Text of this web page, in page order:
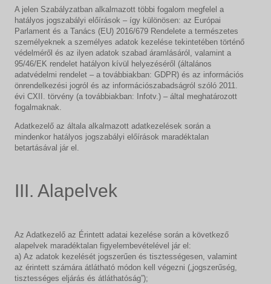
A jelen Szabályzatban alkalmazott többi fogalom megfelel a
hatályos jogszabályi előírások – így különösen: az Európai
Parlament és a Tanács (EU) 2016/679 Rendelete a természetes
személyeknek a személyes adatok kezelése tekintetében történő
védelméről és az ilyen adatok szabad áramlásáról, valamint a
95/46/EK rendelet hatályon kívül helyezéséről (általános
adatvédelmi rendelet – a továbbiakban: GDPR) és az információs
önrendelkezési jogról és az információszabadságról szóló 2011.
évi CXII. törvény (a továbbiakban: Infotv.) – által meghatározott
fogalmaknak.
Adatkezelő az általa alkalmazott adatkezelések során a
mindenkor hatályos jogszabályi előírások maradéktalan
betartásával jár el.
III. Alapelvek
Az Adatkezelő az Érintett adatai kezelése során a következő
alapelvek maradéktalan figyelembevételével jár el:
a) Az adatok kezelését jogszerűen és tisztességesen, valamint
az érintett számára átlátható módon kell végezni („jogszerűség,
tisztességes eljárás és átláthatóság”);